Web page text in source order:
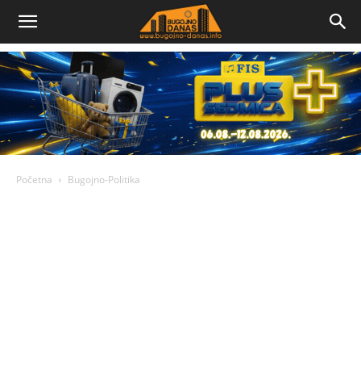
Bugojno
Danas
Početna Bugojno-Politika